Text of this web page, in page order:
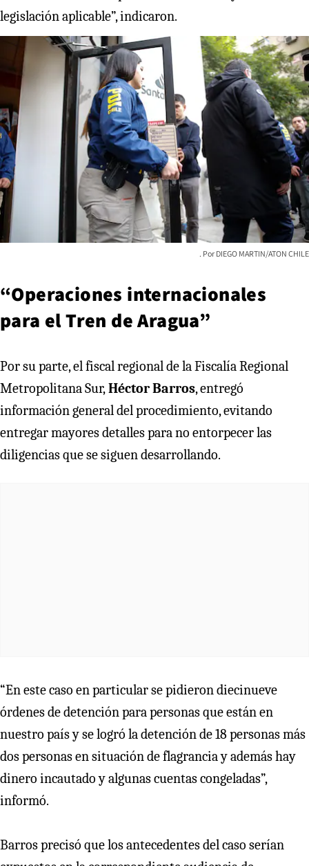
legislación aplicable”, indicaron.
DIEGO MARTIN/ATON CHILE
“Operaciones internacionales
para el Tren de Aragua”
Por su parte, el fiscal regional de la Fiscalía Regional
Metropolitana Sur, Héctor Barros, entregó
información general del procedimiento, evitando
entregar mayores detalles para no entorpecer las
diligencias que se siguen desarrollando.
“En este caso en particular se pidieron diecinueve
órdenes de detención para personas que están en
nuestro país y se logró la detención de 18 personas más
dos personas en situación de flagrancia y además hay
dinero incautado y algunas cuentas congeladas”,
informó.
Barros precisó que los antecedentes del caso serían